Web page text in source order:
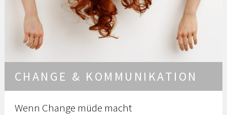
CHANGE & KOMMUNIKATION
Wenn Change müde macht